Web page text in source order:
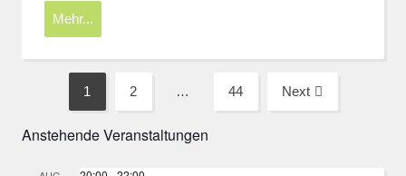
Mehr...
Seitennummerierung
Beiträge
Page
1 Page
2 … 44 Next
Anstehende Veranstaltungen